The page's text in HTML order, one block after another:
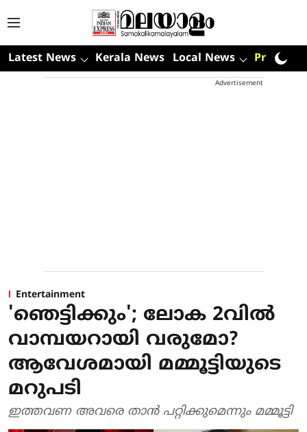
Latest News Kerala News Local News Premium
Advertisement
Entertainment
'ഞെട്ടിക്കും'; ലോക 2വില്‍
വാമ്പയറായി വരുമോ?
ആവേശമായി മമ്മൂട്ടിയുടെ
മറുപടി
ഇത്തവണ അവരെ താന്‍ പറ്റിക്കുമെന്നും മമ്മൂട്ടി